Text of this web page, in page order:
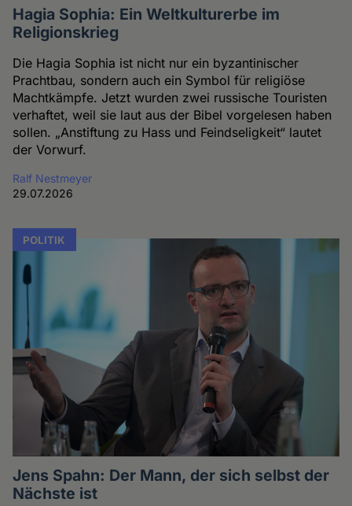
Hagia Sophia: Ein Weltkulturerbe im
Religionskrieg
Die Hagia Sophia ist nicht nur ein byzantinischer
Prachtbau, sondern auch ein Symbol für religiöse
Machtkämpfe. Jetzt wurden zwei russische Touristen
verhaftet, weil sie laut aus der Bibel vorgelesen haben
sollen. „Anstiftung zu Hass und Feindseligkeit“ lautet
der Vorwurf.
Ralf Nestmeyer
29.07.2026
POLITIK
Jens Spahn: Der Mann, der sich selbst der
Nächste ist